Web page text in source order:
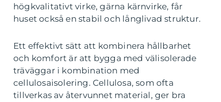
högkvalitativt virke, gärna kärnvirke, får
huset också en stabil och långlivad struktur.
Ett effektivt sätt att kombinera hållbarhet
och komfort är att bygga med välisolerade
träväggar i kombination med
cellulosaisolering. Cellulosa, som ofta
tillverkas av återvunnet material, ger bra